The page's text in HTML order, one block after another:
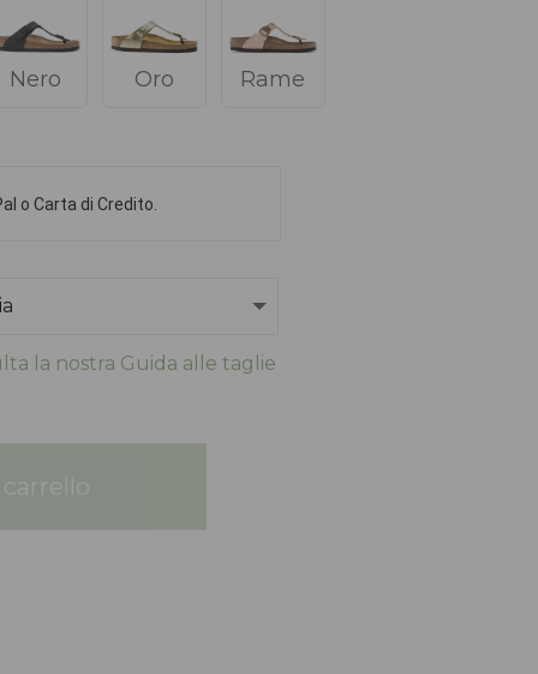
Nero Oro Rame
o Carta di Credito.
la nostra Guida alle taglie